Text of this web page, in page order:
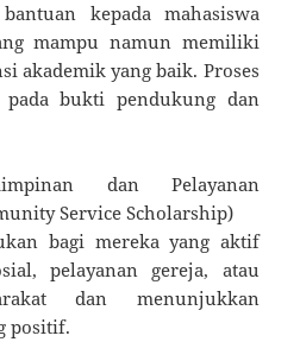
kepada mahasiswa
mampu namun memiliki
akademik yang baik. Proses
pada bukti pendukung dan
dan Pelayanan
Service Scholarship)
bagi mereka yang aktif
pelayanan gereja, atau
dan menunjukkan
positif.